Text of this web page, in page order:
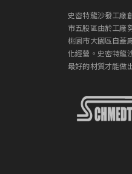
史密特龍沙發工廠
市五股區由於工廠
桃園市大園區自蓋
化經營。史密特龍
最好的材質才能做